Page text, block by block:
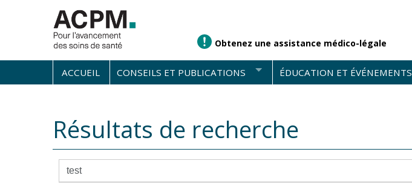
Obtenez une assistance médico-légale
ACCUEIL CONSEILS ET PUBLICATIONS ÉDUCATION ET ÉVÉNEMENTS
Résultats de recherche